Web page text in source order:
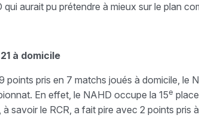
qui aurait pu prétendre à mieux sur le plan
à domicile
points pris en 7 matchs joués à domicile, le
En effet, le NAHD occupe la 15e
à savoir le RCR, a fait pire avec 2 points pris